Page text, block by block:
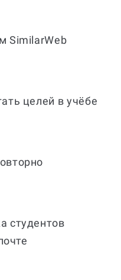
SimilarWeb
целей в учёбе
студентов